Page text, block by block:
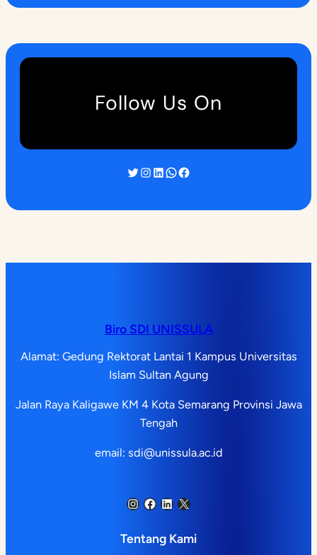
Follow Us On
Twitter InstagramLinkedIn WhatsApp Facebook
Biro SDI UNISSULA
Alamat: Gedung Rektorat Lantai 1 Kampus Universitas
Islam Sultan Agung
Jalan Raya Kaligawe KM 4 Kota Semarang Provinsi Jawa
Tengah
email: sdi@unissula.ac.id
Instagram Facebook LinkedIn X
Tentang Kami